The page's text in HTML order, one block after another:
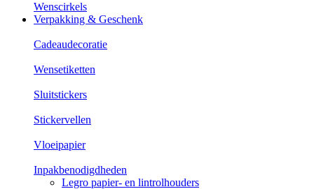
Wenscirkels
Verpakking & Geschenk
Cadeaudecoratie
Wensetiketten
Sluitstickers
Stickervellen
Vloeipapier
Inpakbenodigdheden
Legro papier- en lintrolhouders